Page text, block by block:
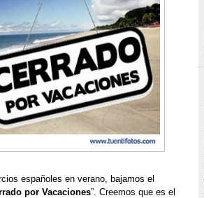
españoles en verano, bajamos el
por Vacaciones”. Creemos que es el